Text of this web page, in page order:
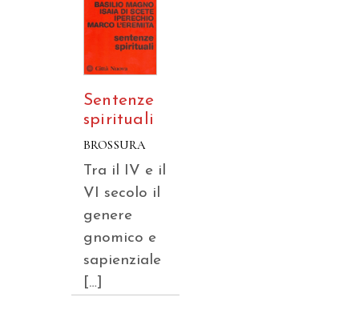
Sentenze
spirituali
BROSSURA
Tra il IV e il
VI secolo il
genere
gnomico e
sapienziale
[…]